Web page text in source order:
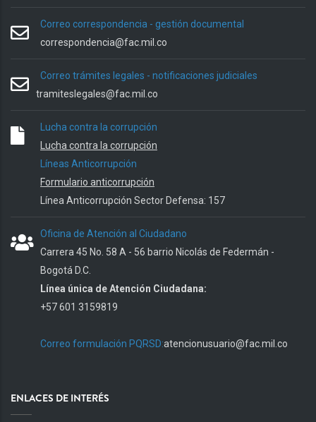
Correo correspondencia - gestión documental
correspondencia@fac.mil.co
Correo trámites legales - notificaciones judiciales
tramiteslegales@fac.mil.co
Lucha contra la corrupción
Lucha contra la corrupción
Líneas Anticorrupción
Formulario anticorrupción
Línea Anticorrupción Sector Defensa: 157
Oficina de Atención al Ciudadano
Carrera 45 No. 58 A - 56 barrio Nicolás de Federmán -
Bogotá D.C.
Línea única de Atención Ciudadana:
+57 601 3159819
Correo formulación PQRSD:atencionusuario@fac.mil.co
ENLACES DE INTERÉS